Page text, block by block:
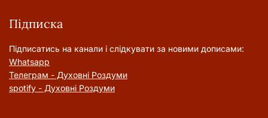
Підписка
Підписатись на канали і слідкувати за новими дописами:
Whatsapp
Телеграм - Духовні Роздуми
spotify - Духовні Роздуми